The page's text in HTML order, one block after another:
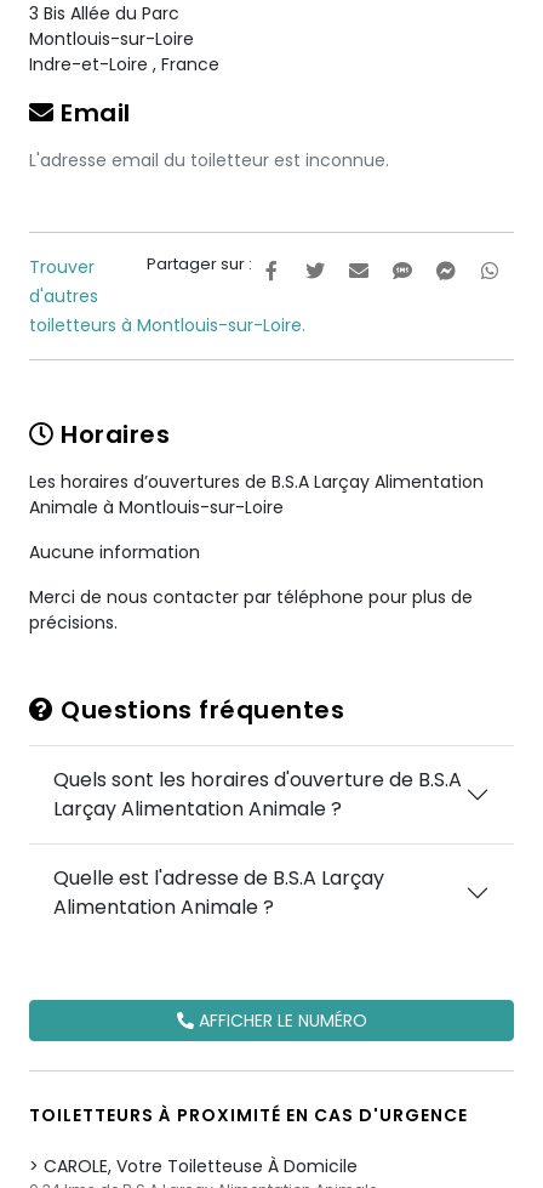
3 Bis Allée du Parc
Montlouis-sur-Loire
Indre-et-Loire , France
Email
L'adresse email du toiletteur est inconnue.
Partager sur :
Trouver
d'autres
toiletteurs à Montlouis-sur-Loire.
Horaires
Les horaires d’ouvertures de B.S.A Larçay Alimentation
Animale à Montlouis-sur-Loire
Aucune information
Merci de nous contacter par téléphone pour plus de
précisions.
Questions fréquentes
Quels sont les horaires d'ouverture de B.S.A
Larçay Alimentation Animale ?
Quelle est l'adresse de B.S.A Larçay
Alimentation Animale ?
AFFICHER LE NUMÉRO
TOILETTEURS À PROXIMITÉ EN CAS D'URGENCE
CAROLE, Votre Toiletteuse À Domicile